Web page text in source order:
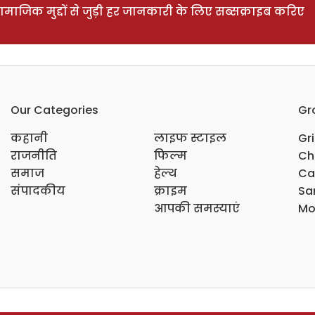
मुद्दों से जुड़ी हर जानकारी के लिए सब्सक्राइब करिए
Our Categories
कहानी
राजनीति
समाज
संपादकीय
लाइफ स्टाइल
फिल्म
हेल्थ
क्राइम
आपकी समस्याएं